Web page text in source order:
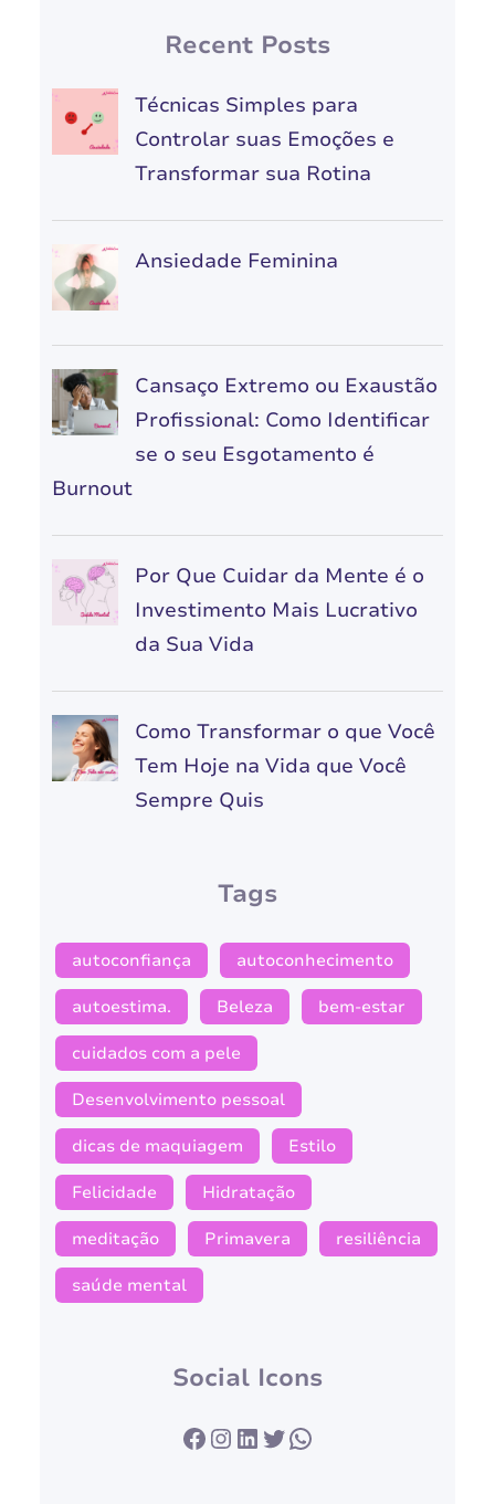
Recent Posts
Técnicas Simples para
Controlar suas Emoções e
Transformar sua Rotina
Ansiedade Feminina
Cansaço Extremo ou Exaustão
Profissional: Como Identificar
se o seu Esgotamento é
Burnout
Por Que Cuidar da Mente é o
Investimento Mais Lucrativo
da Sua Vida
Como Transformar o que Você
Tem Hoje na Vida que Você
Sempre Quis
Tags
autoconfiança autoconhecimento
autoestima. Beleza bem-estar
cuidados com a pele
Desenvolvimento pessoal
dicas de maquiagem Estilo
Felicidade Hidratação
meditação Primavera resiliência
saúde mental
Social Icons
Facebook InstagramLinkedIn Twitter WhatsApp